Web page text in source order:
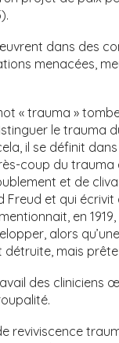
dans des
menacées,
« trauma »
le trauma
il se définit
coup du
et de
et qui écrivit
en
alors
mais
des cliniciens
reviviscence